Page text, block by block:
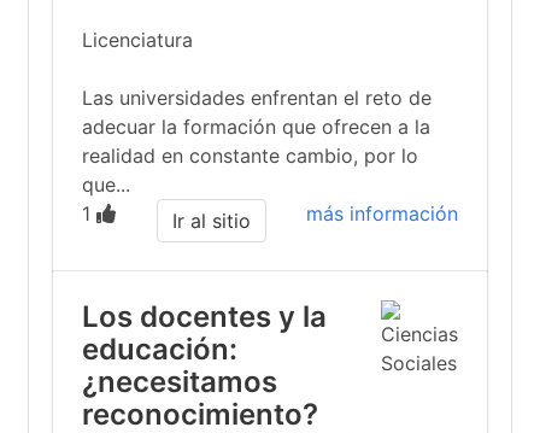
Licenciatura
Las universidades enfrentan el reto de
adecuar la formación que ofrecen a la
realidad en constante cambio, por lo
que...
1
más información
Ir al sitio
Los docentes y la
educación:
¿necesitamos
reconocimiento?